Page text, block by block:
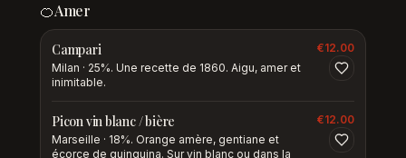
🍊Amer
Campari
Milan · 25%. Une recette de 1860. Aigu, amer et
inimitable.
€12.00
Picon vin blanc / bière
Marseille · 18%. Orange amère, gentiane et
écorce de quinquina. Sur vin blanc ou dans la
€12.00